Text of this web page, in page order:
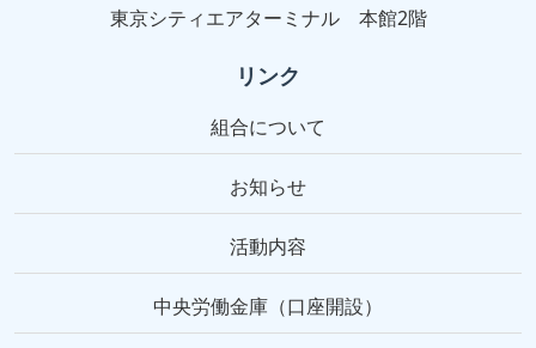
東京シティエアターミナル 本館2階
リンク
組合について
お知らせ
活動内容
中央労働金庫（口座開設）